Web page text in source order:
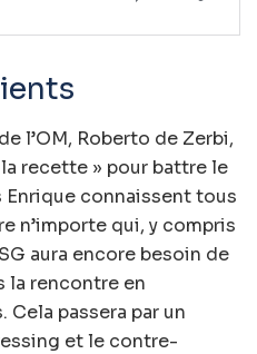
l’OM, Roberto de Zerbi,
recette » pour battre le
Enrique connaissent tous
n’importe qui, y compris
aura encore besoin de
la rencontre en
Cela passera par un
et le contre-